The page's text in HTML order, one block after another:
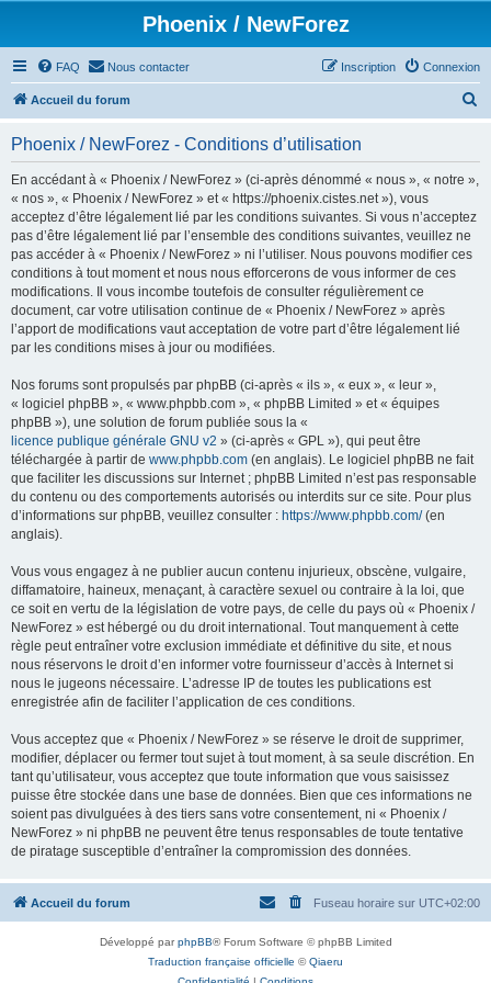
Phoenix / NewForez
FAQ Nous contacter Connexion
Inscription
Accueil du forum
Phoenix / NewForez - Conditions d’utilisation
En accédant à « Phoenix / NewForez » (ci-après dénommé « nous », « notre »,
« nos », « Phoenix / NewForez » et « https://phoenix.cistes.net »), vous
acceptez d’être légalement lié par les conditions suivantes. Si vous n’acceptez
pas d’être légalement lié par l’ensemble des conditions suivantes, veuillez ne
pas accéder à « Phoenix / NewForez » ni l’utiliser. Nous pouvons modifier ces
conditions à tout moment et nous nous efforcerons de vous informer de ces
modifications. Il vous incombe toutefois de consulter régulièrement ce
document, car votre utilisation continue de « Phoenix / NewForez » après
l’apport de modifications vaut acceptation de votre part d’être légalement lié
par les conditions mises à jour ou modifiées.
Nos forums sont propulsés par phpBB (ci-après « ils », « eux », « leur »,
« logiciel phpBB », « www.phpbb.com », « phpBB Limited » et « équipes
phpBB »), une solution de forum publiée sous la «
licence publique générale GNU v2 » (ci-après « GPL »), qui peut être
téléchargée à partir de www.phpbb.com (en anglais). Le logiciel phpBB ne fait
que faciliter les discussions sur Internet ; phpBB Limited n’est pas responsable
du contenu ou des comportements autorisés ou interdits sur ce site. Pour plus
d’informations sur phpBB, veuillez consulter : https://www.phpbb.com/(en
anglais).
Vous vous engagez à ne publier aucun contenu injurieux, obscène, vulgaire,
diffamatoire, haineux, menaçant, à caractère sexuel ou contraire à la loi, que
ce soit en vertu de la législation de votre pays, de celle du pays où « Phoenix /
NewForez » est hébergé ou du droit international. Tout manquement à cette
règle peut entraîner votre exclusion immédiate et définitive du site, et nous
nous réservons le droit d’en informer votre fournisseur d’accès à Internet si
nous le jugeons nécessaire. L’adresse IP de toutes les publications est
enregistrée afin de faciliter l’application de ces conditions.
Vous acceptez que « Phoenix / NewForez » se réserve le droit de supprimer,
modifier, déplacer ou fermer tout sujet à tout moment, à sa seule discrétion. En
tant qu’utilisateur, vous acceptez que toute information que vous saisissez
puisse être stockée dans une base de données. Bien que ces informations ne
soient pas divulguées à des tiers sans votre consentement, ni « Phoenix /
NewForez » ni phpBB ne peuvent être tenus responsables de toute tentative
de piratage susceptible d’entraîner la compromission des données.
Accueil du forum Fuseau horaire sur UTC+02:00
Développé parphpBB® Forum Software © phpBB Limited
Traduction française officielle ©Qiaeru